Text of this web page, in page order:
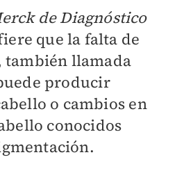
de Diagnóstico
que la falta de
también llamada
producir
o cambios en
conocidos